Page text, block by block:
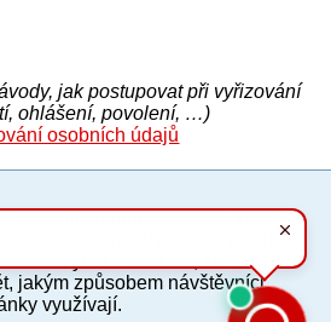
jak postupovat při vyřizování
ohlášení, povolení, …)
osobních údajů
ENG
informace
základní soubory cookies, které
a jsou nezbytné pro jejich
analytické cookies, které nám
jakým způsobem návštěvníci
využívají.